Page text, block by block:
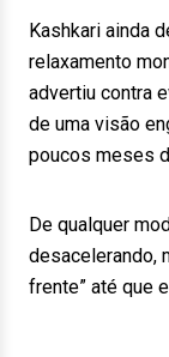
Kashkari ainda
relaxamento
advertiu contra
de uma visão
poucos meses
De qualquer
desacelerando,
frente” até que